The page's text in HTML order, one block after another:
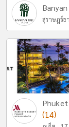
สุราษฎร์ธ
(14)